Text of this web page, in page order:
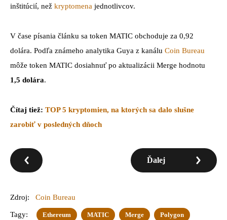
inštitúcií, než kryptomena jednotlivcov.
V čase písania článku sa token MATIC obchoduje za 0,92
dolára. Podľa známeho analytika Guya z kanálu Coin Bureau
môže token MATIC dosiahnuť po aktualizácii Merge hodnotu
1,5 dolára.
Čítaj tiež: TOP 5 kryptomien, na ktorých sa dalo slušne
zarobiť v posledných dňoch
Ďalej
Zdroj: Coin Bureau
Tagy: Ethereum MATIC Merge Polygon